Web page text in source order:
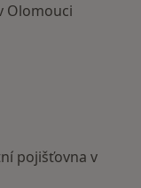
Olomouci
pojišťovna v